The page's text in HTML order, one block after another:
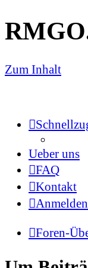
Zum Inhalt
Ueber uns
FAQ
Kontakt
Anmelden
Foren-